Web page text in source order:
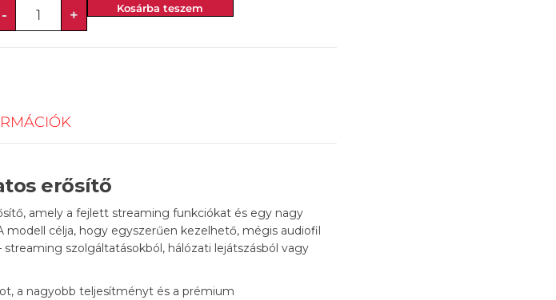
- + Kosárba teszem
erősítő
amely a fejlett streaming funkciókat és egy nagy
célja, hogy egyszerűen kezelhető, mégis audiofil
szolgáltatásokból, hálózati lejátszásból vagy
a nagyobb teljesítményt és a prémium